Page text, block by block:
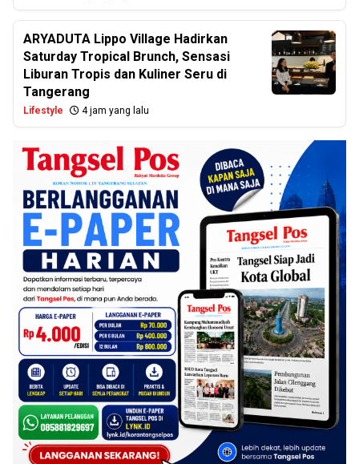
ARYADUTA Lippo Village Hadirkan
Saturday Tropical Brunch, Sensasi
Liburan Tropis dan Kuliner Seru di
Tangerang
Lifestyle 4 jam yang lalu